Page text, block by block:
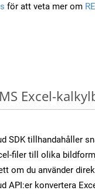
för att veta mer om
Excel-
SDK tillhandahåller
filer till olika
om du använder
API:er konvertera